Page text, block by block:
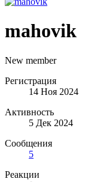
mahovik
New member
Регистрация
14 Ноя 2024
Активность
5 Дек 2024
Сообщения
5
Реакции